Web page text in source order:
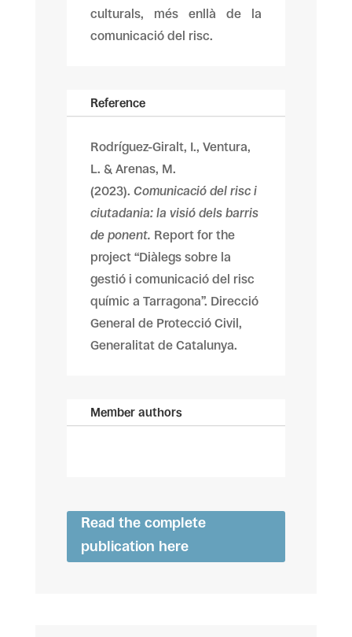
culturals, més enllà de la
comunicació del risc.
Reference
Rodríguez-Giralt, I., Ventura,
L. & Arenas, M.
(2023). Comunicació del risc i
ciutadania: la visió dels barris
de ponent. Report for the
project “Diàlegs sobre la
gestió i comunicació del risc
químic a Tarragona”. Direcció
General de Protecció Civil,
Generalitat de Catalunya.
Member authors
Read the complete
publication here